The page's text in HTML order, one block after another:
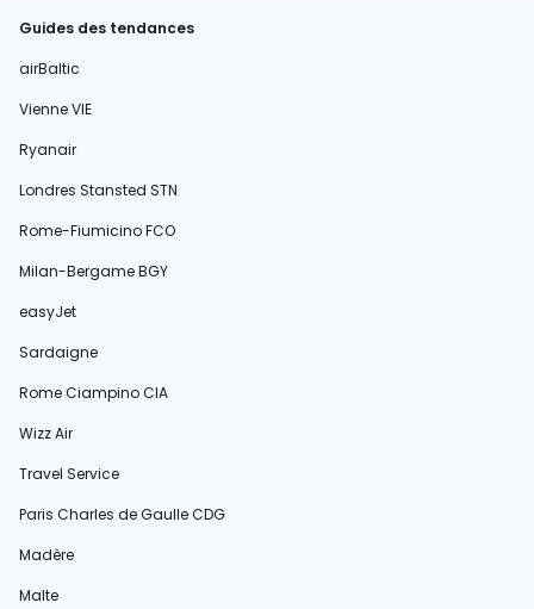
Guides des tendances
airBaltic
Vienne VIE
Ryanair
Londres Stansted STN
Rome-Fiumicino FCO
Milan-Bergame BGY
easyJet
Sardaigne
Rome Ciampino CIA
Wizz Air
Travel Service
Paris Charles de Gaulle CDG
Madère
Malte